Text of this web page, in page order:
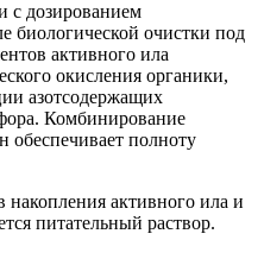
с дозированием
биологической очистки под
активного ила
окисления органики,
азотсодержащих
Комбинирование
обеспечивает полноту
активного ила и
питательный раствор.